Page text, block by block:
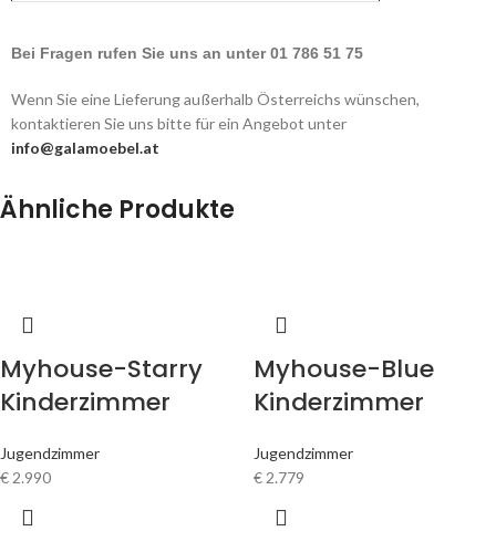
Bei Fragen rufen Sie uns an unter 01 786 51 75
Wenn Sie eine Lieferung außerhalb Österreichs wünschen,
kontaktieren Sie uns bitte für ein Angebot unter
info@galamoebel.at
Ähnliche Produkte
Myhouse-Starry
Kinderzimmer
Jugendzimmer
€2.990
Myhouse-Blue
Kinderzimmer
Jugendzimmer
€2.779